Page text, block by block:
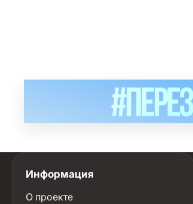
Информация
О проекте